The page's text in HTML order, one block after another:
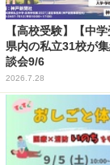
【高校受験】【中
県内の私立31校が
談会9/6
2026.7.28